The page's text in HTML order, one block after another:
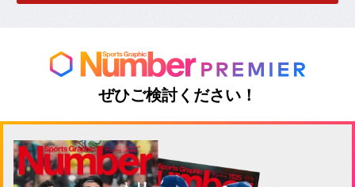
ぜひご検討ください！